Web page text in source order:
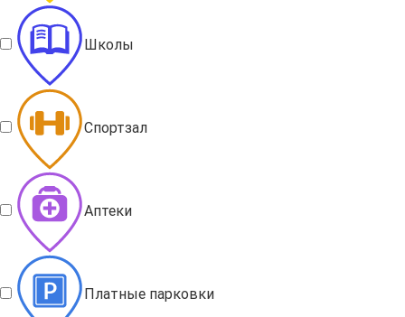
Школы
Спортзал
Аптеки
Платные парковки